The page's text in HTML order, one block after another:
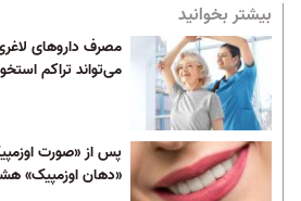
بیشتر بخوانید
مصرف داروهای
می‌تواند تراکم
پس از «صورت
«دهان اوزمپیک»